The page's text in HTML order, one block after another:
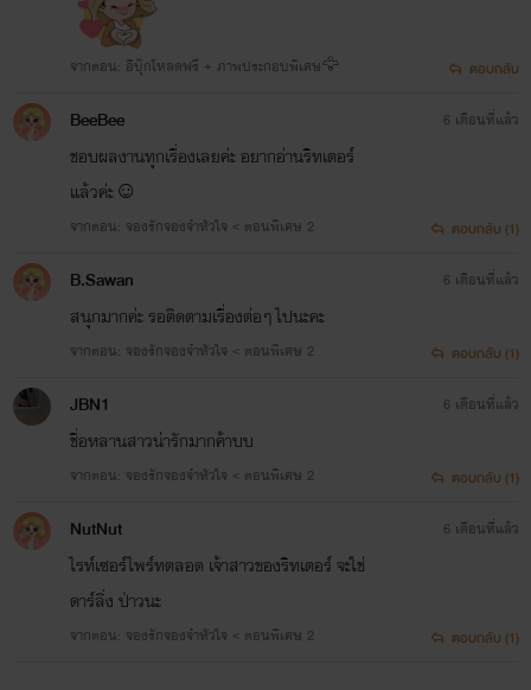
จากตอน: อีบุ๊กโหลดฟรี + ภาพประกอบพิเศษ🦅 ตอบกลับ
BeeBee
ชอบผลงานทุกเรื่องเลยค่ะ อยากอ่านริทเตอร์
แล้วค่ะ☺️
จากตอน: จองรักจองจำหัวใจ < ตอนพิเศษ 2
6 เดือนที่แล้ว
ตอบกลับ (1)
B.Sawan
สนุกมากค่ะ รอติดตามเรื่องต่อๆ ไปนะคะ
จากตอน: จองรักจองจำหัวใจ < ตอนพิเศษ 2
6 เดือนที่แล้ว
ตอบกลับ (1)
JBN1
ชื่อหลานสาวน่ารักมากค้าบบ
จากตอน: จองรักจองจำหัวใจ < ตอนพิเศษ 2
6 เดือนที่แล้ว
ตอบกลับ (1)
NutNut
ไรท์เซอร์ไพร์ทตลอด เจ้าสาวของริทเตอร์ จะใช่
ดาร์ลิ่ง ป่าวนะ
จากตอน: จองรักจองจำหัวใจ < ตอนพิเศษ 2
6 เดือนที่แล้ว
ตอบกลับ (1)